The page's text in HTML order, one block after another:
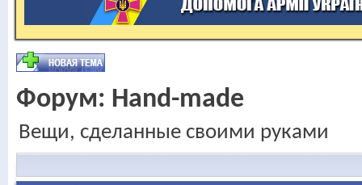
Форум: Hand-made
Вещи, сделанные своими руками